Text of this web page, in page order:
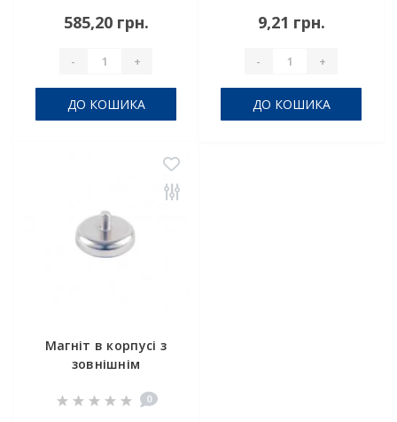
585,20 грн.
- +
ДО КОШИКА
9,21 грн.
- +
ДО КОШИКА
Магніт в корпусі з
зовнішнім
0